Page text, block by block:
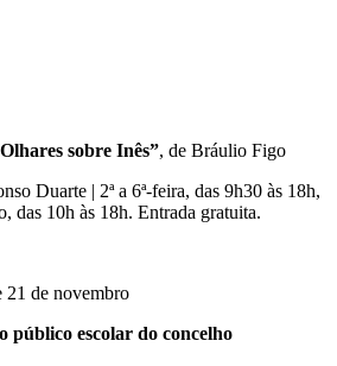
sobre Inês”, de Bráulio Figo
Duarte | 2ª a 6ª-feira, das 9h30 às 18h,
das 10h às 18h. Entrada gratuita.
21 de novembro
público escolar do concelho